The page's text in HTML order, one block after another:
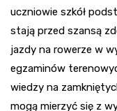
uczniowie szkół
stają przed szansą
jazdy na rowerze w
egzaminów
wiedzy na
mogą mierzyć się z